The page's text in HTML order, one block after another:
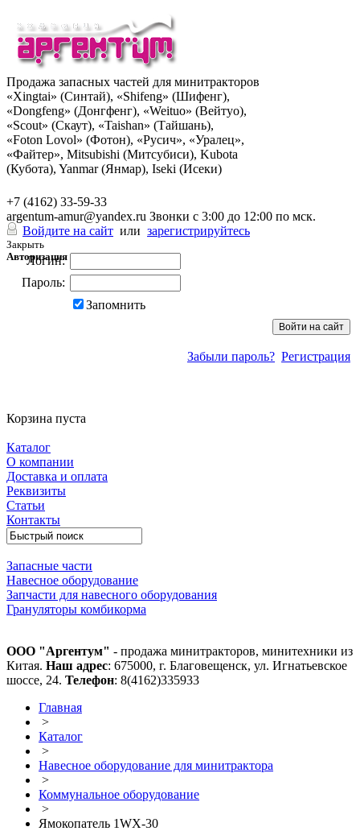
Продажа запасных частей для минитракторов
«Xingtai» (Синтай), «Shifeng» (Шифенг),
«Dongfeng» (Донгфенг), «Weituo» (Вейтуо),
«Scout» (Скаут), «Taishan» (Тайшань),
«Foton Lovol» (Фотон), «Русич», «Уралец»,
«Файтер», Mitsubishi (Митсубиси), Kubota
(Кубота), Yanmar (Янмар), Iseki (Исеки)
+7 (4162) 33-59-33
argentum-amur@yandex.ru Звонки с 3:00 до 12:00 по мск.
Войдите на сайт или зарегистрируйтесь
Закрыть
Авторизация
Логин:
Пароль:
Запомнить
Забыли пароль? Регистрация
Корзина пуста
Каталог
О компании
Доставка и оплата
Реквизиты
Статьи
Контакты
Запасные части
Навесное оборудование
Запчасти для навесного оборудования
Грануляторы комбикорма
ООО "Аргентум" - продажа минитракторов, минитехники из
Китая. Наш адрес: 675000, г. Благовещенск, ул. Игнатьевское
шоссе, 24. Телефон: 8(4162)335933
Главная
>
Каталог
>
Навесное оборудование для минитрактора
>
Коммунальное оборудование
>
Ямокопатель 1WX-30